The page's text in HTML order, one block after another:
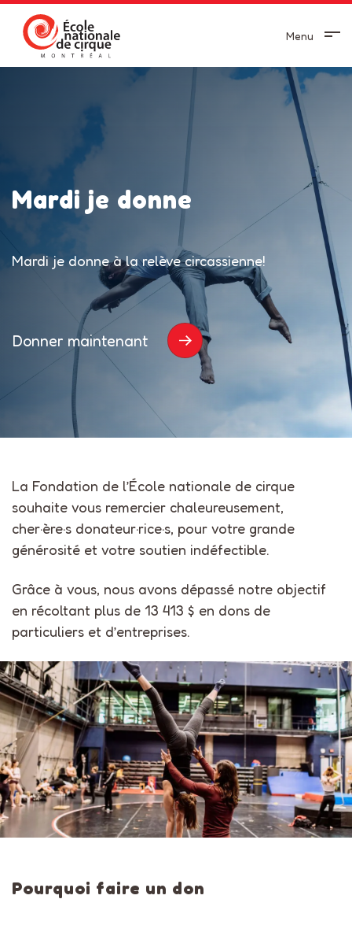
Menu
Mardi je donne
Mardi je donne à la relève circassienne!
Donner maintenant
La Fondation de l’École nationale de cirque
souhaite vous remercier chaleureusement,
cher·ère·s donateur·rice·s, pour votre grande
générosité et votre soutien indéfectible.
Grâce à vous, nous avons dépassé notre objectif
en récoltant plus de 13 413 $ en dons de
particuliers et d’entreprises.
Pourquoi faire un don